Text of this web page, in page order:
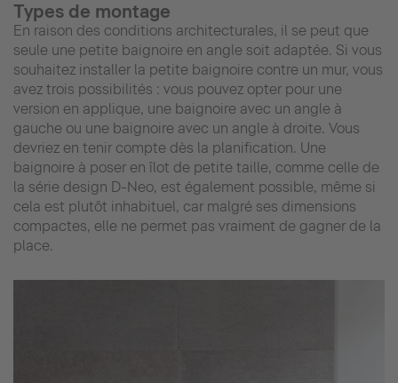
Types de montage
En raison des conditions architecturales, il se peut que
seule une petite baignoire en angle soit adaptée. Si vous
souhaitez installer la petite baignoire contre un mur, vous
avez trois possibilités : vous pouvez opter pour une
version en applique, une baignoire avec un angle à
gauche ou une baignoire avec un angle à droite. Vous
devriez en tenir compte dès la planification. Une
baignoire à poser en îlot de petite taille, comme celle de
la série design D-Neo, est également possible, même si
cela est plutôt inhabituel, car malgré ses dimensions
compactes, elle ne permet pas vraiment de gagner de la
place.